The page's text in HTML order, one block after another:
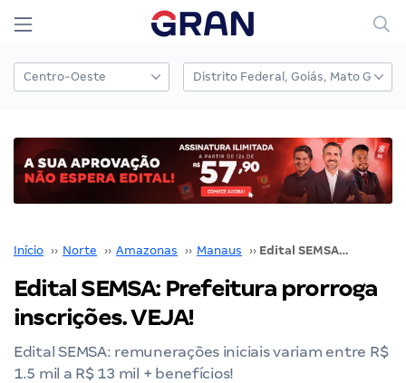
Início ›› Norte ›› Amazonas ›› Manaus ›› Edital SEMSA: Prefeitura prorroga inscrições. VEJA!
Edital SEMSA: Prefeitura prorroga
inscrições. VEJA!
Edital SEMSA: remunerações iniciais variam entre R$
1.5 mil a R$ 13 mil + benefícios!